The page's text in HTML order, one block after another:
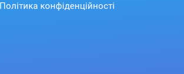
Політика конфіденційності